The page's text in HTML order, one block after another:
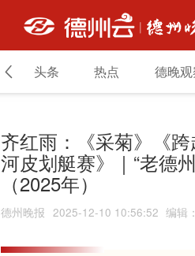
头条 热点 德晚
齐红雨：《采菊》《
河皮划艇赛》｜“老德
（2025年）
德州晚报 2025-12-10 10:56:52 编辑